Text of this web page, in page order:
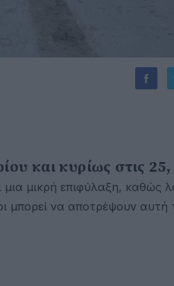
και κυρίως στις 25,
μικρή επιφύλαξη, καθώς
μπορεί να αποτρέψουν